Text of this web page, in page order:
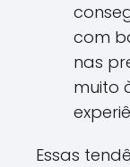
com
nas
muito
Essas